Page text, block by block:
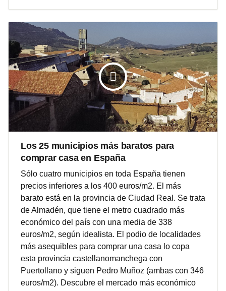
Los 25 municipios más baratos para
comprar casa en España
Sólo cuatro municipios en toda España tienen
precios inferiores a los 400 euros/m2. El más
barato está en la provincia de Ciudad Real. Se trata
de Almadén, que tiene el metro cuadrado más
económico del país con una media de 338
euros/m2, según idealista. El podio de localidades
más asequibles para comprar una casa lo copa
esta provincia castellanomanchega con
Puertollano y siguen Pedro Muñoz (ambas con 346
euros/m2). Descubre el mercado más económico